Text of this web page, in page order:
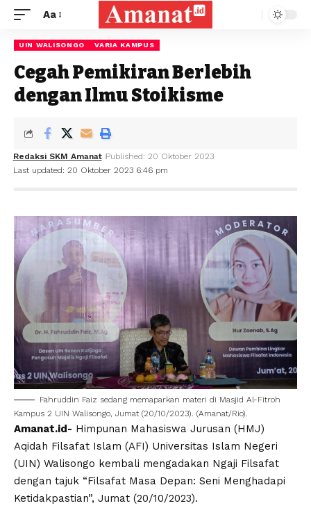
Aa
UIN WALISONGO VARIA KAMPUS
Cegah Pemikiran Berlebih
dengan Ilmu Stoikisme
Last updated: 20 Oktober 2023 6:46 pm
Redaksi SKM Amanat Published: 20 Oktober 2023
Fahruddin Faiz sedang memaparkan materi di Masjid Al-Fitroh
Kampus 2 UIN Walisongo , Jumat (20/10/2023). (Amanat/Rio).
Amanat.id- Himpunan Mahasiswa Jurusan (HMJ)
Aqidah Filsafat Islam (AFI) Universitas Islam Negeri
(UIN) Walisongo kembali mengadakan Ngaji Filsafat
dengan tajuk “Filsafat Masa Depan: Seni Menghadapi
Ketidakpastian”, Jumat (20/10/2023).